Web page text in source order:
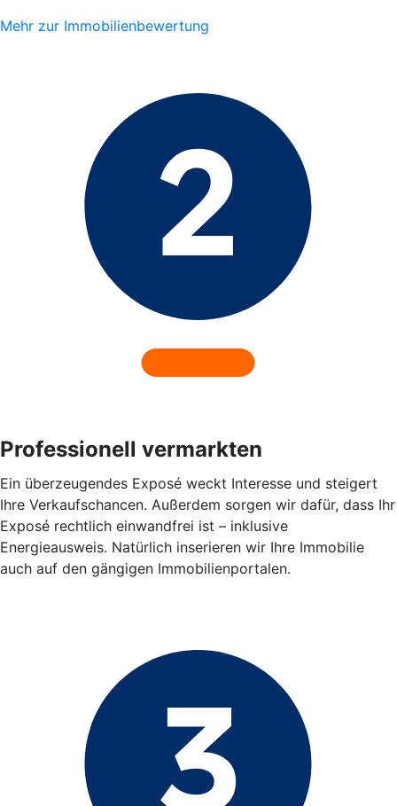
Mehr zur Immobilienbewertung
Professionell vermarkten
Ein überzeugendes Exposé weckt Interesse und steigert
Ihre Verkaufschancen. Außerdem sorgen wir dafür, dass Ihr
Exposé rechtlich einwandfrei ist – inklusive
Energieausweis. Natürlich inserieren wir Ihre Immobilie
auch auf den gängigen Immobilienportalen.